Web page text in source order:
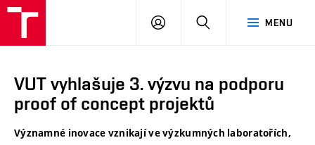
MENU
PŘIHLÁSIT
VUT vyhlašuje 3. výzvu na podporu
proof of concept projektů
Významné inovace vznikají ve výzkumných laboratořích,